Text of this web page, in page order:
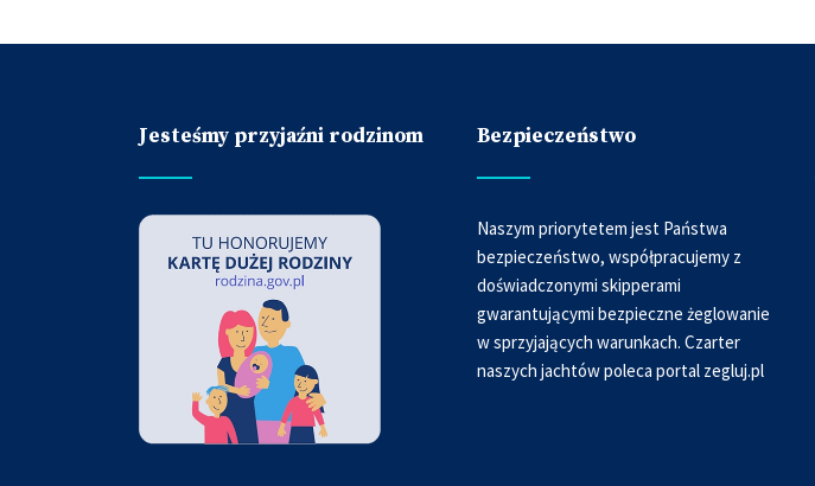
Jesteśmy przyjaźni rodzinom Bezpieczeństwo
Naszym priorytetem jest Państwa
bezpieczeństwo, współpracujemy z
doświadczonymi skipperami
gwarantującymi bezpieczne żeglowanie
w sprzyjających warunkach. Czarter
naszych jachtów poleca portal zegluj.pl